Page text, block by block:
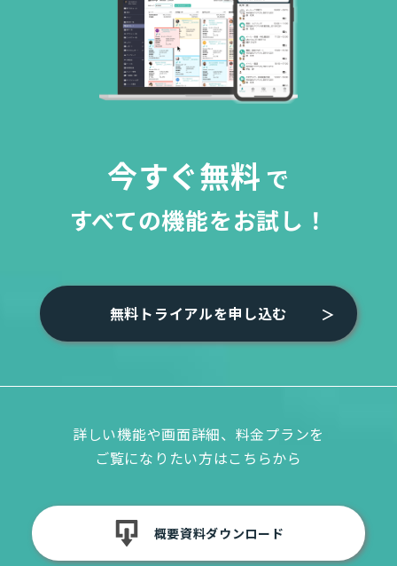
今すぐ無料 で
すべての機能をお試し！
無料トライアルを申し込む
詳しい機能や画面詳細、料金プランを
ご覧になりたい方はこちらから
概要資料ダウンロード